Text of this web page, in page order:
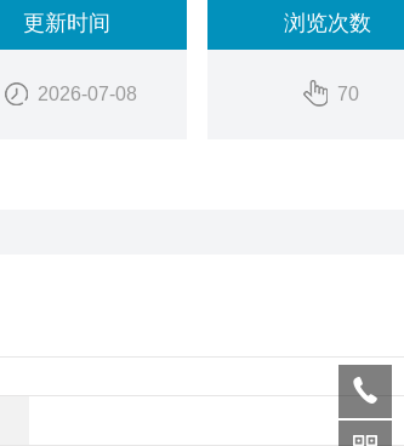
更新时间
2026-07-08
浏览次数
70